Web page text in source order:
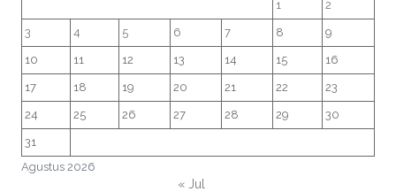
Agustus 2026
1 2
3 4 5 6 7 8 9
10 11 12 13 14 15 16
17 18 19 20 21 22 23
24 25 26 27 28 29 30
31
« Jul